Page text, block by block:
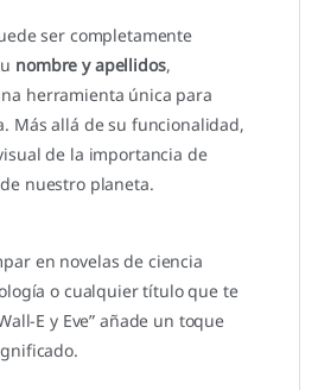
ser completamente
nombre y apellidos,
herramienta única para
Más allá de su funcionalidad,
de la importancia de
nuestro planeta.
en novelas de ciencia
o cualquier título que te
E y Eve” añade un toque